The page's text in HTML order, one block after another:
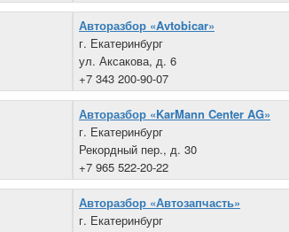
Авторазбор «Avtobicar»
г. Екатеринбург
ул. Аксакова, д. 6
+7 343 200-90-07
Авторазбор «KarMann Center AG»
г. Екатеринбург
Рекордный пер., д. 30
+7 965 522-20-22
Авторазбор «Автозапчасть»
г. Екатеринбург